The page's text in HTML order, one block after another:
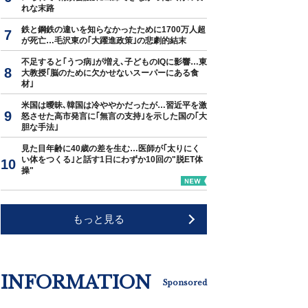
れな末路
鉄と鋼鉄の違いを知らなかったために1700万人超
が死亡…毛沢東の｢大躍進政策｣の悲劇的結末
不足すると｢うつ病｣が増え､子どものIQに影響…東
大教授｢脳のために欠かせないスーパーにある食
材｣
米国は曖昧､韓国は冷ややかだったが…習近平を激
怒させた高市発言に｢無言の支持｣を示した国の｢大
胆な手法｣
見た目年齢に40歳の差を生む…医師が｢太りにく
い体をつくる｣と話す1日にわずか10回の"脱ET体
操"
もっと見る
INFORMATION Sponsored